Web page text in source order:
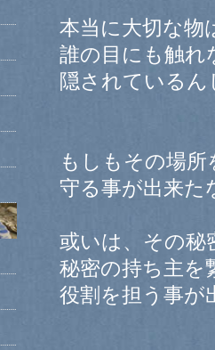
本当に大切な物
誰の目にも触れ
隠されている
もしもその場所
守る事が出来た
或いは、その秘
秘密の持ち主を
役割を担う事が